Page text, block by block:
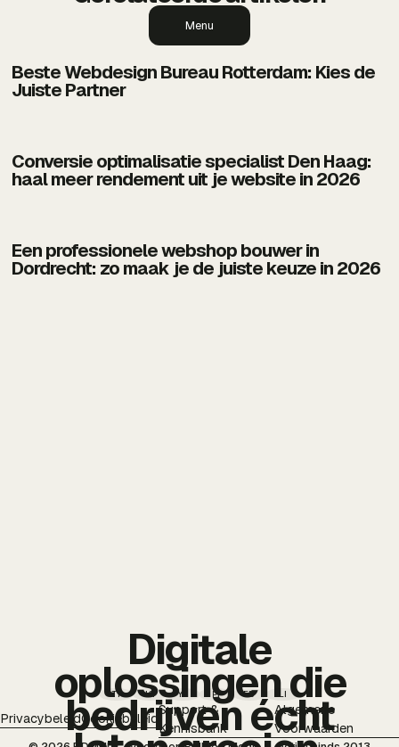
Beste Webdesign Bureau Rotterdam: Kies de
Juiste Partner
Conversie optimalisatie specialist Den Haag:
haal meer rendement uit je website in 2026
Een professionele webshop bouwer in
Dordrecht: zo maak je de juiste keuze in 2026
Menu
TT IG YT PI FB LI
PrivacybeleidCookiebeleid
Support &
Kennisbank
Algemene
Voorwaarden
Digitale
oplossingen die
bedrijven écht